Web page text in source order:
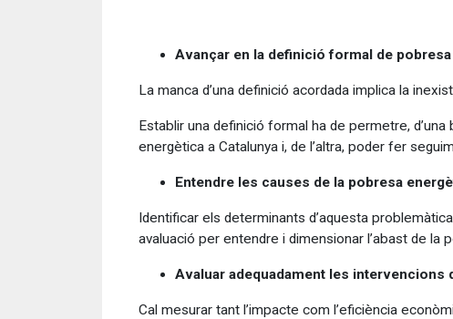
Avançar en la definició formal de
La manca d’una definició acordada implica la
Establir una definició formal ha de permetre,
energètica a Catalunya i, de l’altra, poder fer
Entendre les causes de la pobresa
Identificar els determinants d’aquesta
avaluació per entendre i dimensionar l’abast de
Avaluar adequadament les intervencions
Cal mesurar tant l’impacte com l’eficiència